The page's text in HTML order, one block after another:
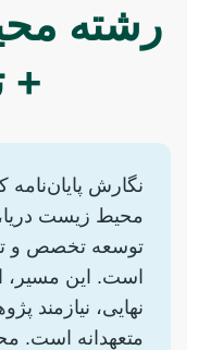
رشته
+
نگارش
محیط زیست
توسعه تخصص و
است. این مسیر،
نهایی، نیازمند
متعهدانه است.